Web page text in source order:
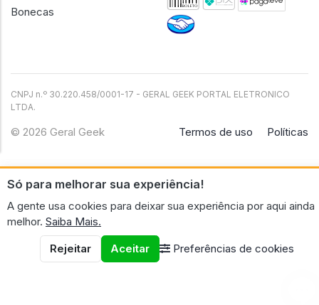
Só para melhorar sua experiência!
A gente usa cookies para deixar sua experiência por aqui ainda
melhor. Saiba Mais.
Rejeitar
Aceitar Preferências de cookies
Bonecas
CNPJ n.º 30.220.458/0001-17 - GERAL GEEK PORTAL ELETRONICO
LTDA.
© 2026 Geral Geek Termos de uso Políticas